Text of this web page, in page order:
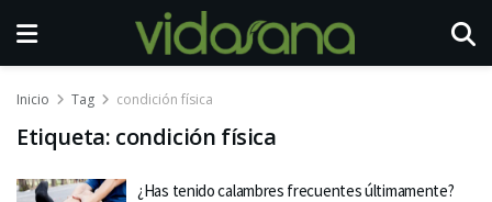
Inicio Tag condición física
Etiqueta: condición física
¿Has tenido calambres frecuentes últimamente?